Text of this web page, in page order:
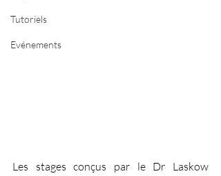
Tutoriels
Evénements
Les stages conçus par le Dr Laskow